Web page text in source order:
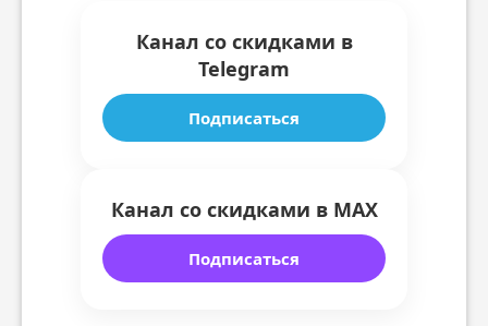
Канал со скидками в
Telegram
Подписаться
Канал со скидками в MAX
Подписаться